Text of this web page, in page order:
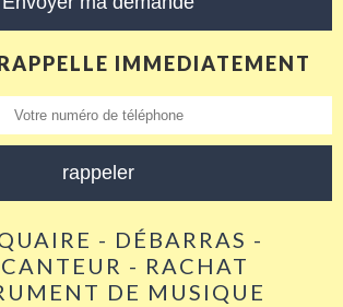
IMMEDIATEMENT
- DÉBARRAS -
- RACHAT
DE MUSIQUE